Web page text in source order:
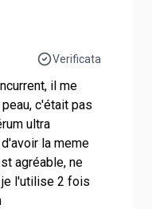
Verificata
il me
c'était pas
ultra
la meme
agréable, ne
l'utilise 2 fois